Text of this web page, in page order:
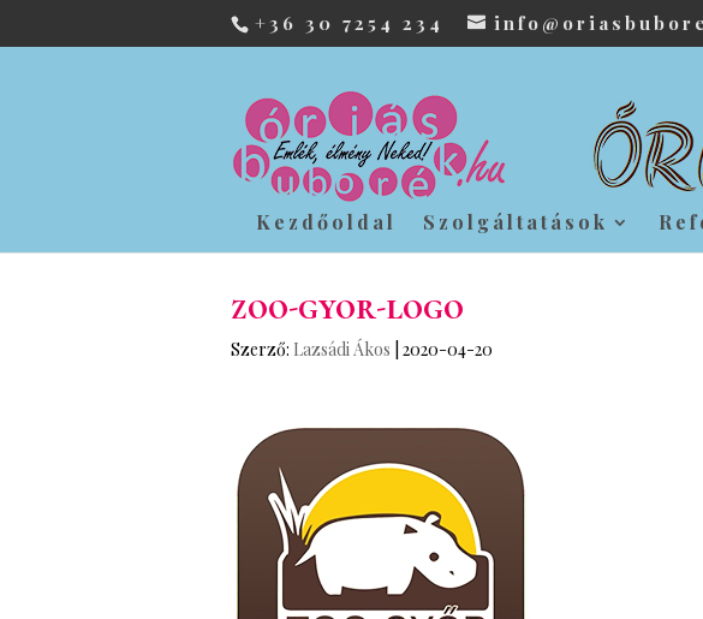
+36 30 7254 234
Kezdőoldal Szolgáltatások
zoo-gyor-logo
Szerző: Lazsádi Ákos 2020-04-20